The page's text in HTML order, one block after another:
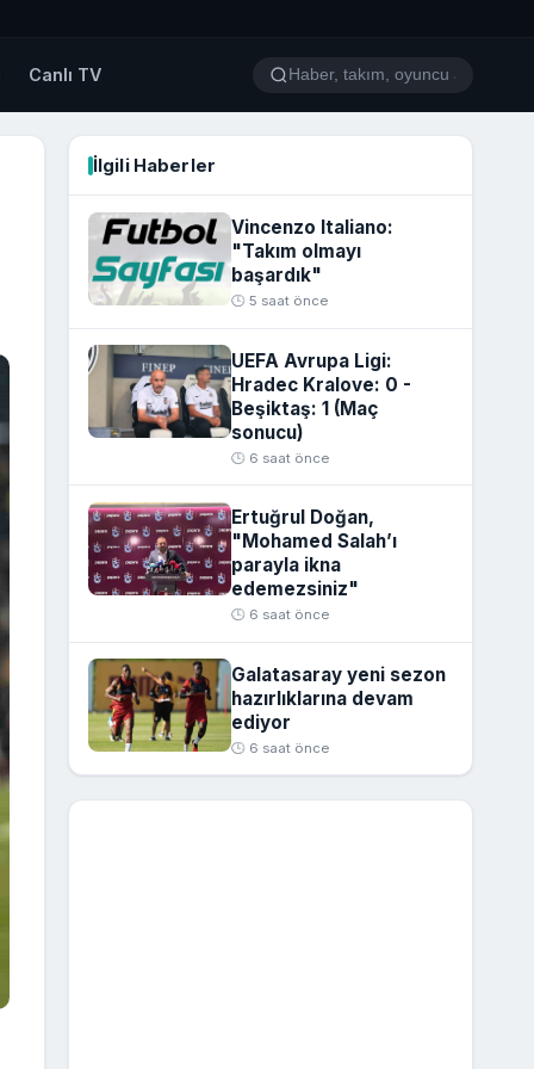
Canlı TV
İlgili Haberler
Vincenzo Italiano:
"Takım olmayı
başardık"
🕒 5 saat önce
UEFA Avrupa Ligi:
Hradec Kralove: 0 -
Beşiktaş: 1 (Maç
sonucu)
🕒 6 saat önce
Ertuğrul Doğan,
"Mohamed Salah’ı
parayla ikna
edemezsiniz"
🕒 6 saat önce
Galatasaray yeni sezon
hazırlıklarına devam
ediyor
🕒 6 saat önce